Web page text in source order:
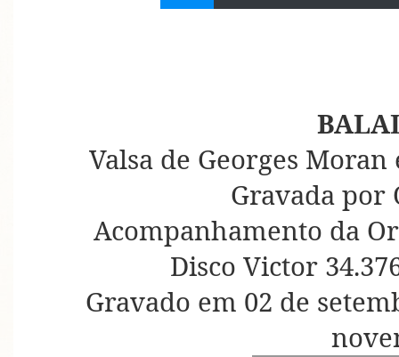
Valsa de Georges
Gravada por
Acompanhamento da
Disco Victor
Gravado em 02 de